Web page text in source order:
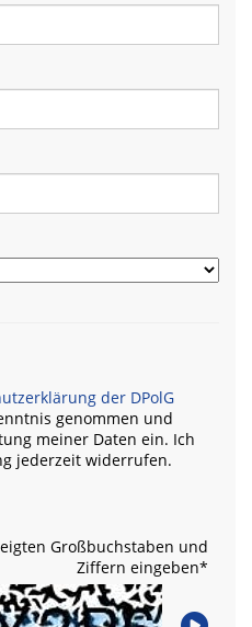
der DPolG
genommen und
meiner Daten ein. Ich
jederzeit widerrufen.
Großbuchstaben und
Ziffern eingeben*